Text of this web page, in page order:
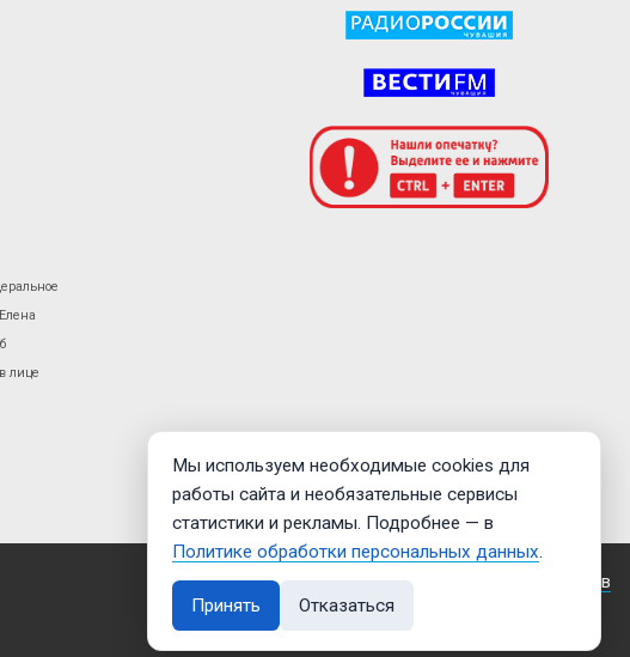
лице
Дмитрий Мигилев
Мы используем необходимые cookies для
работы сайта и необязательные сервисы
статистики и рекламы. Подробнее — в
Политике обработки персональных данных.
Принять Отказаться